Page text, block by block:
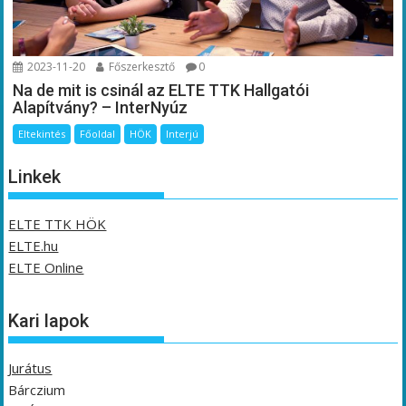
2023-11-20 Főszerkesztő 0
Na de mit is csinál az ELTE TTK Hallgatói
Alapítvány? – InterNyúz
Eltekintés Főoldal HÖK Interjú
Linkek
ELTE TTK HÖK
ELTE.hu
ELTE Online
Kari lapok
Jurátus
Bárczium